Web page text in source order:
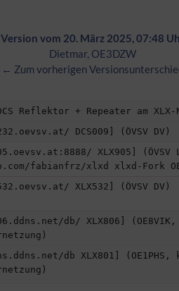
Version vom 20. März 2025, 07:48
Dietmar, OE3DZW
← Zum vorherigen
Reflektor + Repeater am XLX-
DCS009] (ÖVSV DV)
XLX905] (ÖVSV
fabianfrz/xlxd xlxd-Fork
XLX532] (ÖVSV DV)
db/ XLX806]
db XLX801] (OE1PHS,